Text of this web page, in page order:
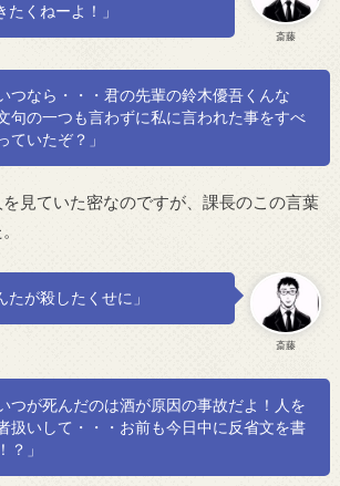
斎藤
くねーよ！」
いつなら・・・君の先輩の鈴木優吾くんな
句の一つも言わずに私に言われた事をすべ
ていたぞ？」
見ていた密なのですが、課長のこの言葉
斎藤
たが殺したくせに」
いつが死んだのは酒が原因の事故だよ！人を
扱いして・・・お前も今日中に反省文を書
？」